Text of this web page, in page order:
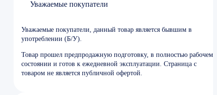
Уважаемые покупатели
Уважаемые покупатели, данный товар является бывшим в
употреблении (Б/У).
Товар прошел предпродажную подготовку, в полностью рабочем
состоянии и готов к ежедневной эксплуатации. Страница с
товаром не является публичной офертой.